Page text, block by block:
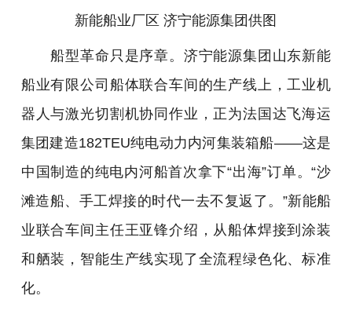
新能船业厂区 济宁能源集团供图
船型革命只是序章。济宁能源集团山东新能
船业有限公司船体联合车间的生产线上，工业机
器人与激光切割机协同作业，正为法国达飞海运
集团建造182TEU纯电动力内河集装箱船——这是
中国制造的纯电内河船首次拿下“出海”订单。“沙
滩造船、手工焊接的时代一去不复返了。”新能船
业联合车间主任王亚锋介绍，从船体焊接到涂装
和舾装，智能生产线实现了全流程绿色化、标准
化。